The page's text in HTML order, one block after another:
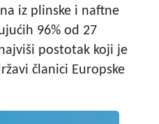
iz plinske i naftne
96% od 27
postotak koji je
članici Europske